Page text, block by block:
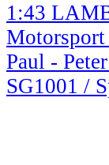
1:43
Paul -
SG1001 /